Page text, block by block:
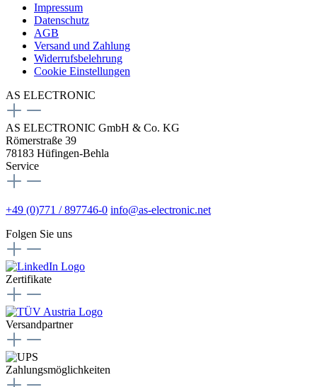
Impressum
Datenschutz
AGB
Versand und Zahlung
Widerrufsbelehrung
Cookie Einstellungen
AS ELECTRONIC
AS ELECTRONIC GmbH & Co. KG
Römerstraße 39
78183 Hüfingen-Behla
Service
+49 (0)771 / 897746-0 info@as-electronic.net
Folgen Sie uns
Zertifikate
Versandpartner
Zahlungsmöglichkeiten